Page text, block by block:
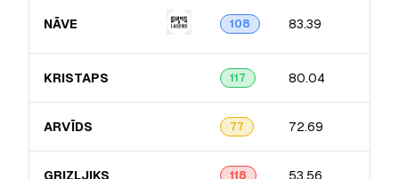
NĀVE 108 83.39
KRISTAPS 117 80.04
ARVĪDS 77 72.69
GRIZLJIKS 118 53.56